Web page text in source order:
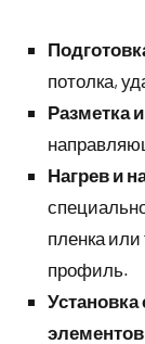
потолка,
Разметка
Нагрев и
пленка или
профиль.
элементов